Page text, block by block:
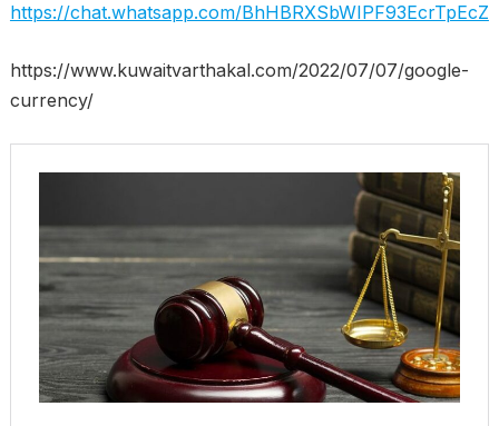
https://chat.whatsapp.com/BhHBRXSbWIPF93EcrTpEcZ
https://www.kuwaitvarthakal.com/2022/07/07/google-
currency/